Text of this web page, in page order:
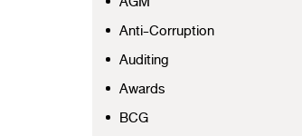
Anti-Corruption
Auditing
Awards
BCG